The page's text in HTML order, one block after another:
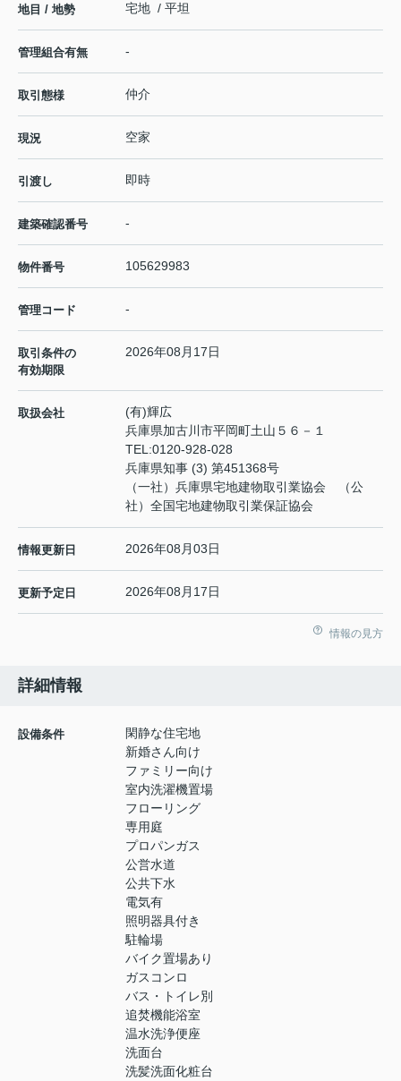
地目 / 地勢 宅地 / 平坦
管理組合有無 -
取引態様 仲介
現況 空家
引渡し 即時
建築確認番号 -
物件番号 105629983
管理コード -
取引条件の
有効期限
2026年08月17日
取扱会社
(有)輝広
兵庫県加古川市平岡町土山５６－１
TEL:0120-928-028
兵庫県知事 (3) 第451368号
（一社）兵庫県宅地建物取引業協会 （公
社）全国宅地建物取引業保証協会
情報更新日 2026年08月03日
更新予定日 2026年08月17日
情報の見方
詳細情報
設備条件
閑静な住宅地
新婚さん向け
ファミリー向け
室内洗濯機置場
フローリング
専用庭
プロパンガス
公営水道
公共下水
電気有
照明器具付き
駐輪場
バイク置場あり
ガスコンロ
バス・トイレ別
追焚機能浴室
温水洗浄便座
洗面台
洗髪洗面化粧台